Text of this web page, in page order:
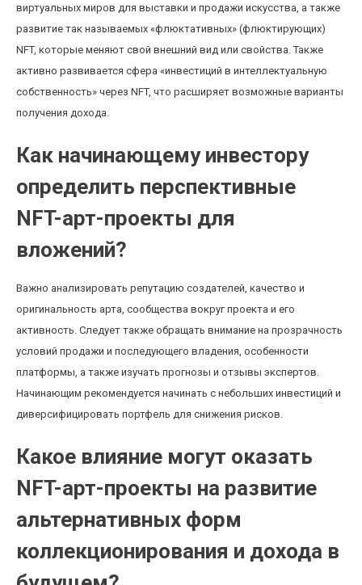
виртуальных миров для выставки и продажи искусства, а также
развитие так называемых «флюктативных» (флюктирующих)
NFT, которые меняют свой внешний вид или свойства. Также
активно развивается сфера «инвестиций в интеллектуальную
собственность» через NFT, что расширяет возможные варианты
получения дохода.
Как начинающему инвестору
определить перспективные
NFT-арт-проекты для
вложений?
Важно анализировать репутацию создателей, качество и
оригинальность арта, сообщества вокруг проекта и его
активность. Следует также обращать внимание на прозрачность
условий продажи и последующего владения, особенности
платформы, а также изучать прогнозы и отзывы экспертов.
Начинающим рекомендуется начинать с небольших инвестиций и
диверсифицировать портфель для снижения рисков.
Какое влияние могут оказать
NFT-арт-проекты на развитие
альтернативных форм
коллекционирования и дохода в